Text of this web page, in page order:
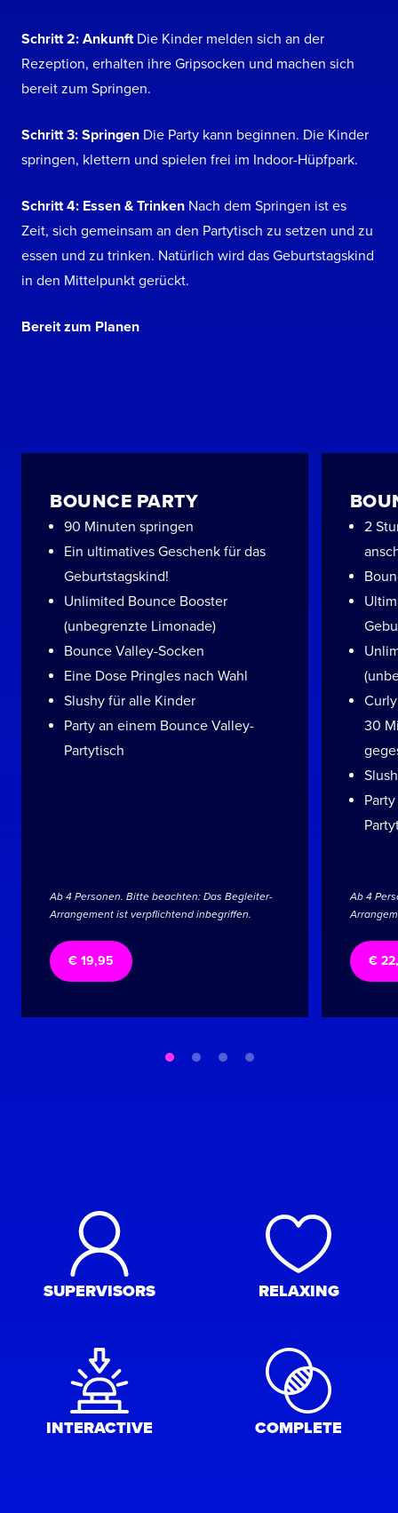
Schritt 2: AnkunftDie Kinder melden sich an der
Rezeption, erhalten ihre Gripsocken und machen sich
bereit zum Springen.
Schritt 3: Springen Die Party kann beginnen. Die Kinder
springen, klettern und spielen frei im Indoor-Hüpfpark.
Schritt 4: Essen & Trinken Nach dem Springen ist es
Zeit, sich gemeinsam an den Partytisch zu setzen und zu
essen und zu trinken. Natürlich wird das Geburtstagskind
in den Mittelpunkt gerückt.
Bereit zum Planen
BOUNCE PARTY
90 Minuten springen
Ein ultimatives Geschenk für das
Geburtstagskind!
Unlimited Bounce Booster
(unbegrenzte Limonade)
Bounce Valley-Socken
Eine Dose Pringles nach Wahl
Slushy für alle Kinder
Party an einem Bounce Valley-
Partytisch
Ab 4 Personen. Bitte beachten: Das Begleiter-
Arrangement ist verpflichtend inbegriffen.
€ 19,95
2
30
Ab 4
€
SUPERVISORS RELAXING
INTERACTIVE COMPLETE